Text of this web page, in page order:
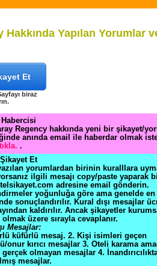
Hakkında Yapılan Yorumlar
Et
biraz
Regency hakkında yeni bir şikayet/
anında email ile haberdar olmak
.
Et
yorumlardan birinin kuralllara
ilgili mesajı copy/paste yaparak
adresine email gönderin.
yoğunluğa göre ama genelde
sonuçlandırılır. Kural dışı mesajlar
kaldırılır. Ancak şikayetler
üzere sırayla cevaplanır.
Mesajlar:
küfürlü mesaj. 2. Kişi isimleri geçen
onur kırıcı mesajlar 3. Oteli karama
gerçek olmayan mesajlar 4.
mesajlar.